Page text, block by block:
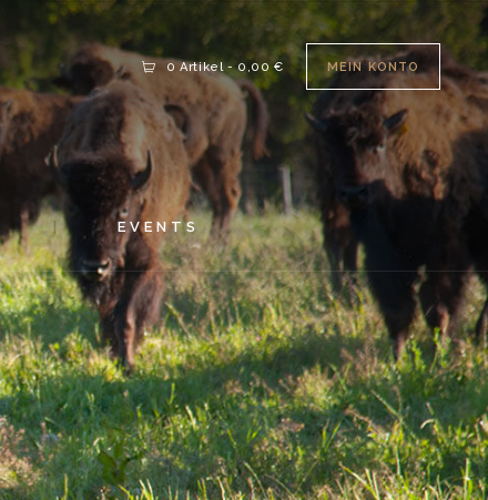
0 Artikel-0,00 € MEIN KONTO
EVENTS